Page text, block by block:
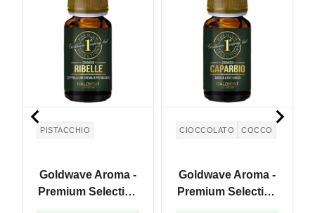
PISTACCHIO
Goldwave Aroma -
Premium Selection
CIOCCOLATO COCCO
Goldwave Aroma -
Premium Selection
 